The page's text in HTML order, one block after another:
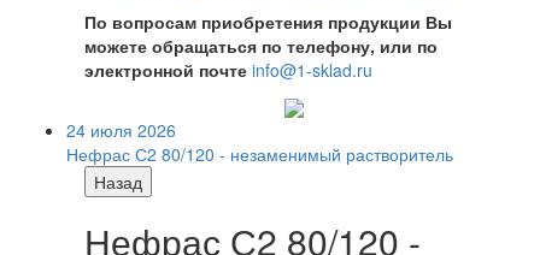
По вопросам приобретения продукции Вы
можете обращаться по телефону, или по
электронной почте info@1-sklad.ru
24 июля 2026
Нефрас С2 80/120 - незаменимый растворитель
Назад
Нефрас С2 80/120 -